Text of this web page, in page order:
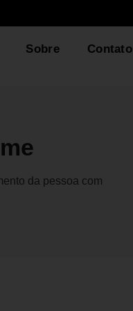
Sobre Contato
da pessoa com